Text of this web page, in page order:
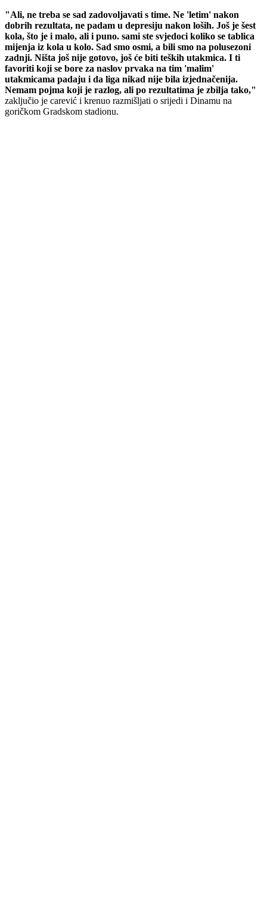
"Ali, ne treba se sad zadovoljavati s time. Ne 'letim' nakon
dobrih rezultata, ne padam u depresiju nakon loših. Još je šest
kola, što je i malo, ali i puno. sami ste svjedoci koliko se tablica
mijenja iz kola u kolo. Sad smo osmi, a bili smo na polusezoni
zadnji. Ništa još nije gotovo, još će biti teških utakmica. I ti
favoriti koji se bore za naslov prvaka na tim 'malim'
utakmicama padaju i da liga nikad nije bila izjednačenija.
Nemam pojma koji je razlog, ali po rezultatima je zbilja tako,"
zaključio je carević i krenuo razmišljati o srijedi i Dinamu na
goričkom Gradskom stadionu.